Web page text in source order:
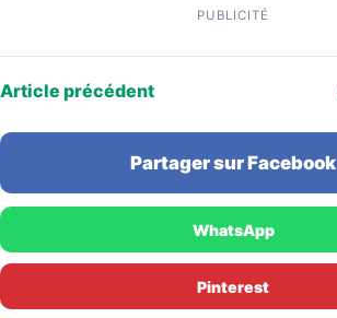
PUBLICITÉ
Article précédent
Partager sur Facebook
WhatsApp
Pinterest